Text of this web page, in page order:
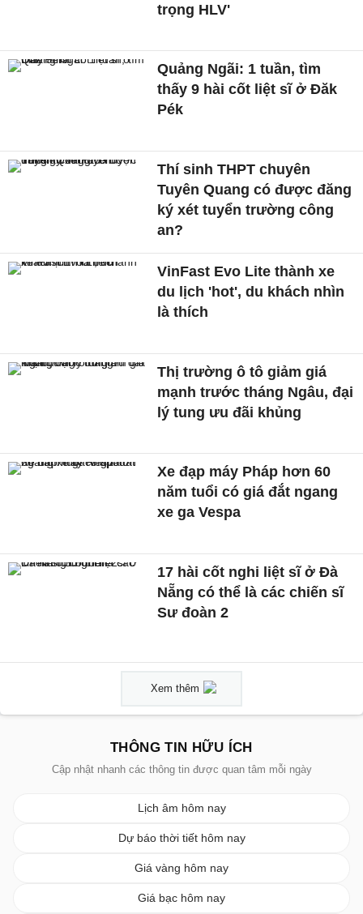
trọng HLV'
Quảng Ngãi: 1 tuần, tìm
thấy 9 hài cốt liệt sĩ ở Đăk
Pék
Thí sinh THPT chuyên
Tuyên Quang có được đăng
ký xét tuyển trường công
an?
VinFast Evo Lite thành xe
du lịch 'hot', du khách nhìn
là thích
Thị trường ô tô giảm giá
mạnh trước tháng Ngâu, đại
lý tung ưu đãi khủng
Xe đạp máy Pháp hơn 60
năm tuổi có giá đắt ngang
xe ga Vespa
17 hài cốt nghi liệt sĩ ở Đà
Nẵng có thể là các chiến sĩ
Sư đoàn 2
Xem thêm
THÔNG TIN HỮU ÍCH
Cập nhật nhanh các thông tin được quan tâm mỗi ngày
Lịch âm hôm nay
Dự báo thời tiết hôm nay
Giá vàng hôm nay
Giá bạc hôm nay